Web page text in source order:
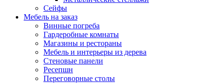
Сейфы
Мебель на заказ
Винные погреба
Гардеробные комнаты
Магазины и рестораны
Мебель и интерьеры из дерева
Стеновые панели
Ресепшн
Переговорные столы